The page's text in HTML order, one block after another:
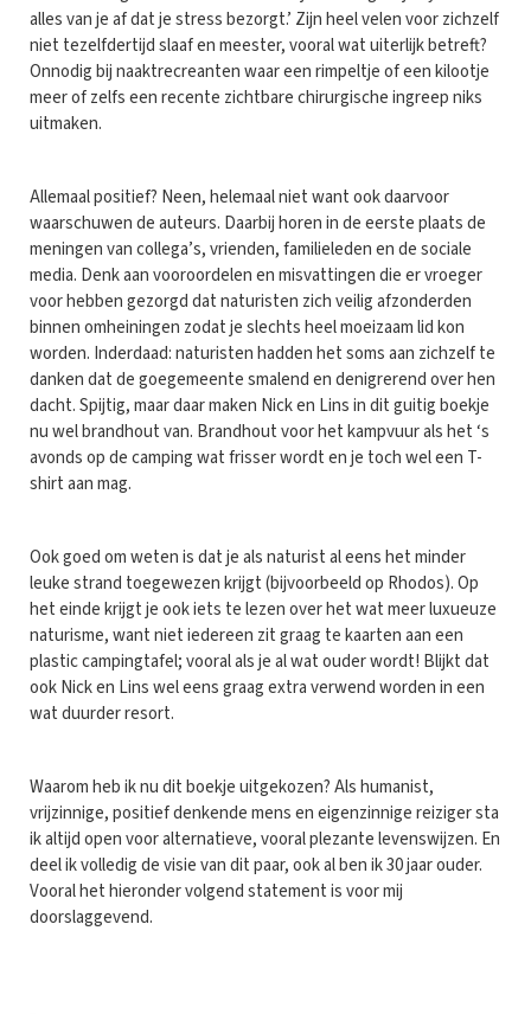
alles van je af dat je stress bezorgt.’ Zijn heel velen voor zichzelf
niet tezelfdertijd slaaf en meester, vooral wat uiterlijk betreft?
Onnodig bij naaktrecreanten waar een rimpeltje of een kilootje
meer of zelfs een recente zichtbare chirurgische ingreep niks
uitmaken.
Allemaal positief? Neen, helemaal niet want ook daarvoor
waarschuwen de auteurs. Daarbij horen in de eerste plaats de
meningen van collega’s, vrienden, familieleden en de sociale
media. Denk aan vooroordelen en misvattingen die er vroeger
voor hebben gezorgd dat naturisten zich veilig afzonderden
binnen omheiningen zodat je slechts heel moeizaam lid kon
worden. Inderdaad: naturisten hadden het soms aan zichzelf te
danken dat de goegemeente smalend en denigrerend over hen
dacht. Spijtig, maar daar maken Nick en Lins in dit guitig boekje
nu wel brandhout van. Brandhout voor het kampvuur als het ‘s
avonds op de camping wat frisser wordt en je toch wel een T-
shirt aan mag.
Ook goed om weten is dat je als naturist al eens het minder
leuke strand toegewezen krijgt (bijvoorbeeld op Rhodos). Op
het einde krijgt je ook iets te lezen over het wat meer luxueuze
naturisme, want niet iedereen zit graag te kaarten aan een
plastic campingtafel; vooral als je al wat ouder wordt! Blijkt dat
ook Nick en Lins wel eens graag extra verwend worden in een
wat duurder resort.
Waarom heb ik nu dit boekje uitgekozen? Als humanist,
vrijzinnige, positief denkende mens en eigenzinnige reiziger sta
ik altijd open voor alternatieve, vooral plezante levenswijzen. En
deel ik volledig de visie van dit paar, ook al ben ik 30 jaar ouder.
Vooral het hieronder volgend statement is voor mij
doorslaggevend.